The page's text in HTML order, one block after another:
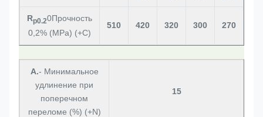
Rp0.20Прочность
0,2% (MPa) (+C)
510 420 320 300 270
А.- Минимальное
удлинение при
поперечном
переломе (%) (+N)
15